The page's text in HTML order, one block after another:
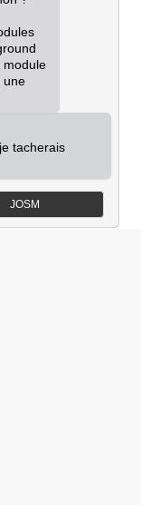
module
une
tacherais
JOSM